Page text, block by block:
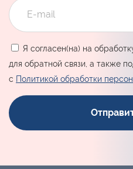
Я согласен(на) на
для обратной связи, а также
с Политикой обработки